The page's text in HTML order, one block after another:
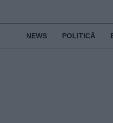
NEWS POLITICĂ